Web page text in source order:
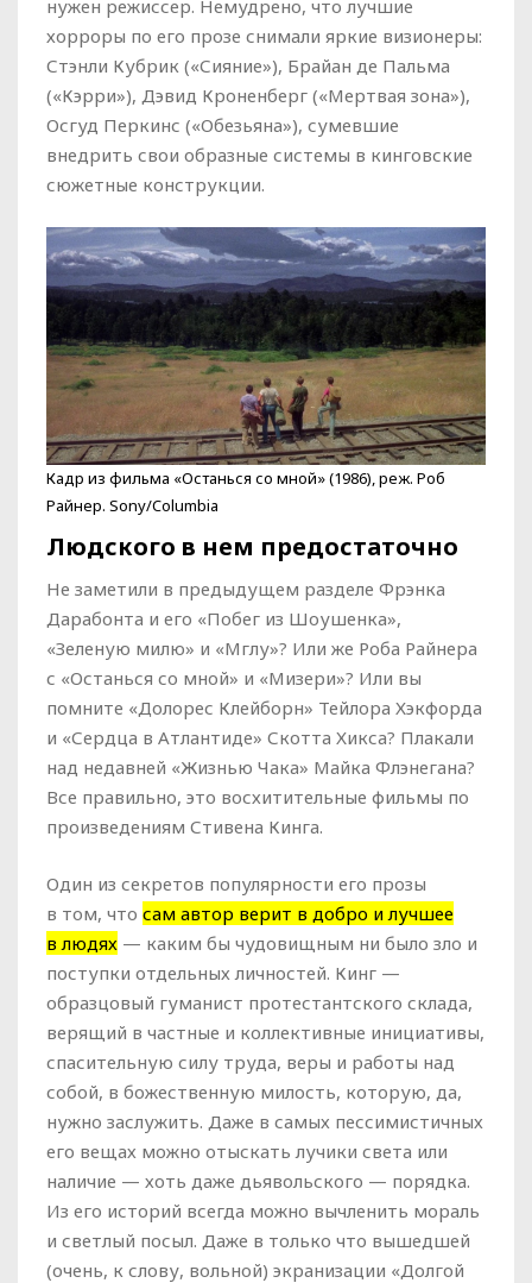
нужен режиссер. Немудрено, что лучшие
хорроры по его прозе снимали яркие визионеры:
Стэнли Кубрик («Сияние»), Брайан де Пальма
(«Кэрри»), Дэвид Кроненберг («Мертвая зона»),
Осгуд Перкинс («Обезьяна»), сумевшие
внедрить свои образные системы в кинговские
сюжетные конструкции.
Кадр из фильма «Останься со мной» (1986), реж. Роб
Райнер. Sony/Columbia
Людского в нем предостаточно
Не заметили в предыдущем разделе Фрэнка
Дарабонта и его «Побег из Шоушенка»,
«Зеленую милю» и «Мглу»? Или же Роба Райнера
с «Останься со мной» и «Мизери»? Или вы
помните «Долорес Клейборн» Тейлора Хэкфорда
и «Сердца в Атлантиде» Скотта Хикса? Плакали
над недавней «Жизнью Чака» Майка Флэнегана?
Все правильно, это восхитительные фильмы по
произведениям Стивена Кинга.
Один из секретов популярности его прозы
в том, что сам автор верит в добро и лучшее
в людях — каким бы чудовищным ни было зло и
поступки отдельных личностей. Кинг —
образцовый гуманист протестантского склада,
верящий в частные и коллективные инициативы,
спасительную силу труда, веры и работы над
собой, в божественную милость, которую, да,
нужно заслужить. Даже в самых пессимистичных
его вещах можно отыскать лучики света или
наличие — хоть даже дьявольского — порядка.
Из его историй всегда можно вычленить мораль
и светлый посыл. Даже в только что вышедшей
(очень, к слову, вольной) экранизации «Долгой